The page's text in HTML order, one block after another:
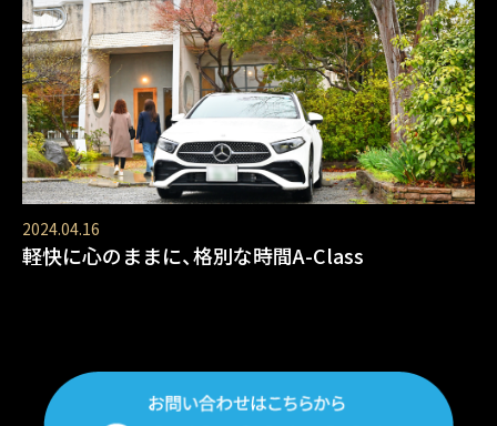
2024.04.16
軽快に心のままに、格別な時間A-Class